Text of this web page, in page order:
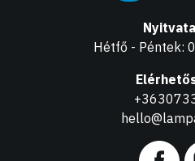
Hétfő - Péntek: